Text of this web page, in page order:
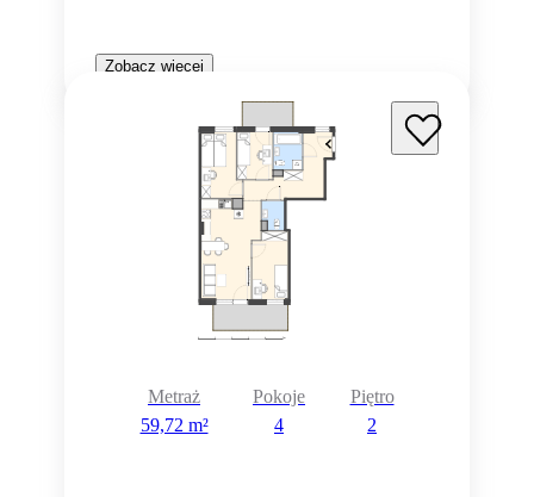
Zobacz więcej
Metraż
59,72 m²
Pokoje
4
Piętro
2